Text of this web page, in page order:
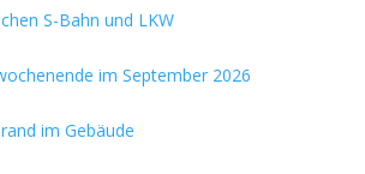
S-Bahn und LKW
im September 2026
im Gebäude